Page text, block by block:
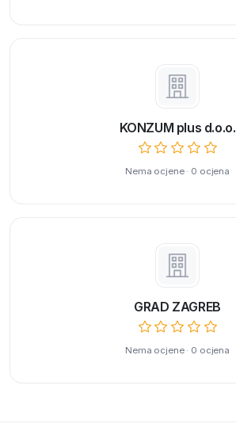
KONZUM plus d.o.o.
Nema ocjene · 0 ocjena
GRAD ZAGREB
Nema ocjene · 0 ocjena